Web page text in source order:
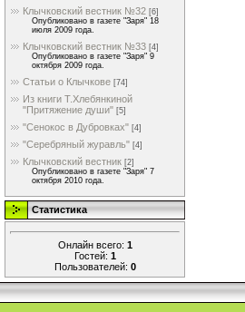
Клычковский вестник №32 [6]
Опубликовано в газете "Заря" 18
июля 2009 года.
Клычковский вестник №33 [4]
Опубликовано в газете "Заря" 9
октября 2009 года.
Статьи о Клычкове [74]
Из книги Т.Хлебянкиной
"Притяжение души" [5]
"Сенокос в Дубровках" [4]
"Серебряный журавль" [4]
Клычковский вестник [2]
Опубликовано в газете "Заря" 7
октября 2010 года.
Статистика
Онлайн всего: 1
Гостей: 1
Пользователей: 0